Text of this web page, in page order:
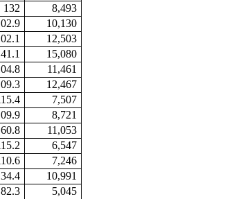
132
8,493
10,130
12,503
15,080
11,461
12,467
7,507
8,721
60.8
11,053
6,547
7,246
34.4
10,991
82.3
5,045